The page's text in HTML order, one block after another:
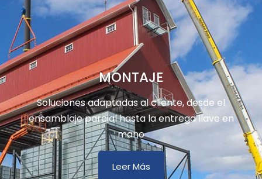
MONTAJE
Soluciones adaptadas al cliente, desde el
ensamblaje parcial hasta la entrega llave en
mano
Leer Más